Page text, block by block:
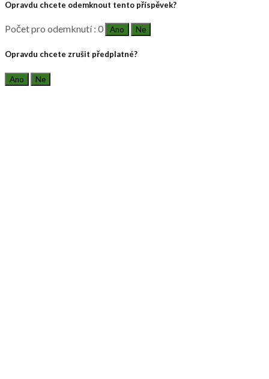
Opravdu chcete odemknout tento příspěvek?
Počet pro odemknutí : 0 Ano Ne
Opravdu chcete zrušit předplatné?
Ano Ne